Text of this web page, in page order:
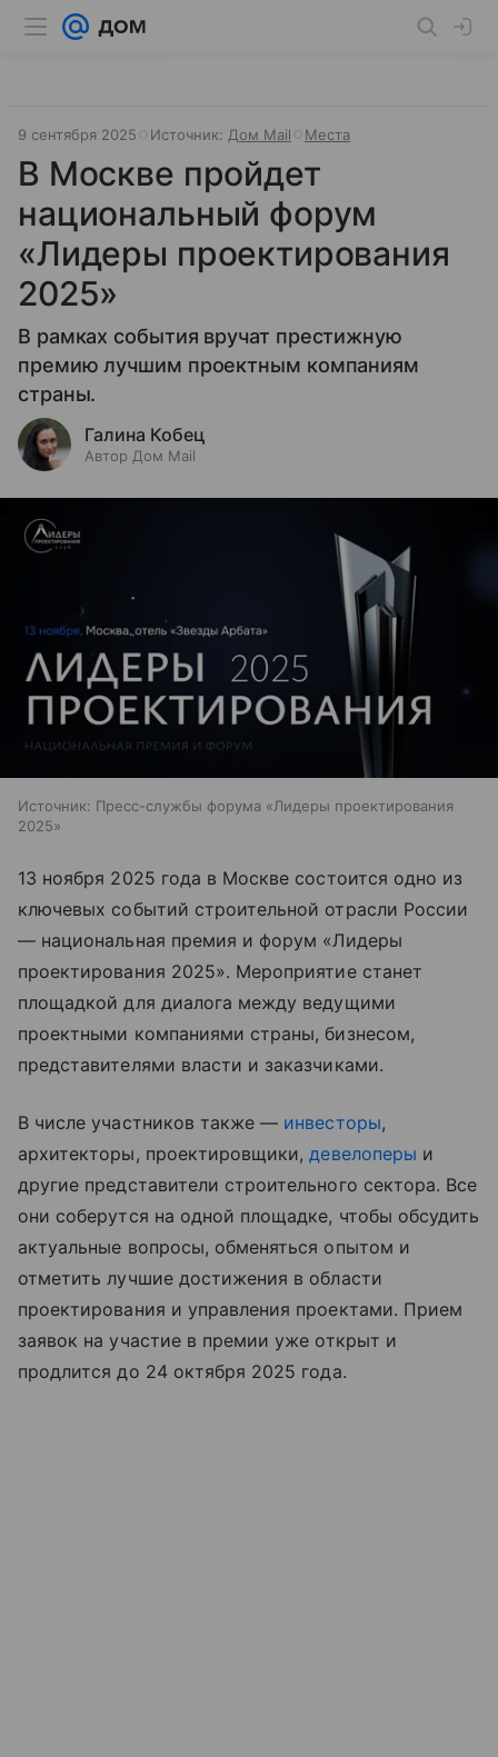
9 сентября 2025 Источник: Дом Mail Места
В Москве пройдет
национальный форум
«Лидеры проектирования
2025»
В рамках события вручат престижную
премию лучшим проектным компаниям
страны.
Галина Кобец
Автор Дом Mail
Источник: Пресс-службы форума «Лидеры проектирования
2025»
13 ноября 2025 года в Москве состоится одно из
ключевых событий строительной отрасли России
— национальная премия и форум «Лидеры
проектирования 2025». Мероприятие станет
площадкой для диалога между ведущими
проектными компаниями страны, бизнесом,
представителями власти и заказчиками.
В числе участников также — инвесторы,
архитекторы, проектировщики,девелоперы и
другие представители строительного сектора. Все
они соберутся на одной площадке, чтобы обсудить
актуальные вопросы, обменяться опытом и
отметить лучшие достижения в области
проектирования и управления проектами. Прием
заявок на участие в премии уже открыт и
продлится до 24 октября 2025 года.